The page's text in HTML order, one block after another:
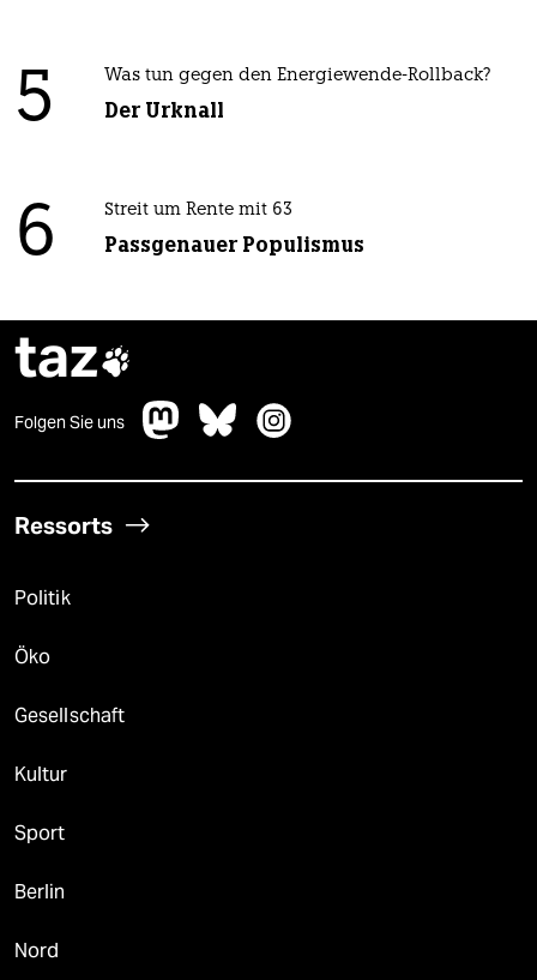
5 Was tun gegen den Energiewende-Rollback?
Der Urknall
6 Streit um Rente mit 63
Passgenauer Populismus
taz
Folgen Sie uns
Ressorts
Politik
Öko
Gesellschaft
Kultur
Sport
Berlin
Nord